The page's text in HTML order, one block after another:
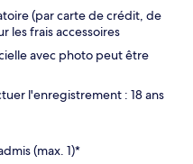
(par carte de crédit, de
les frais accessoires
avec photo peut être
l'enregistrement : 18 ans
(max. 1)*